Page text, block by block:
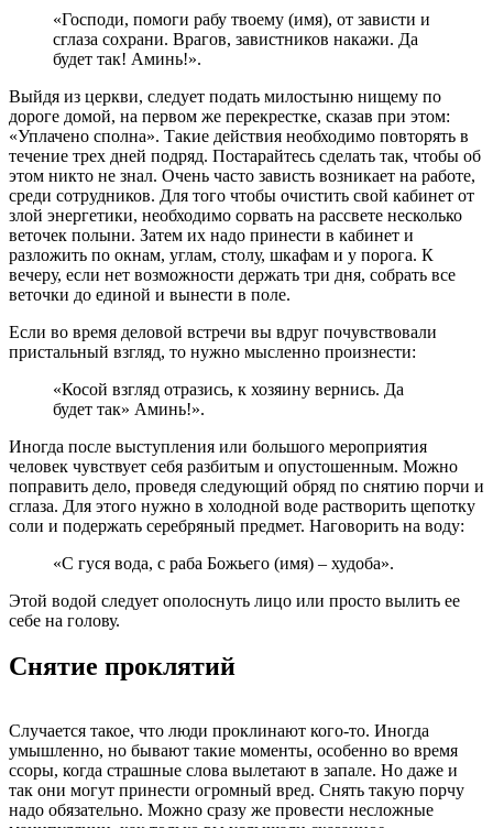
«Господи, помоги рабу твоему (имя), от зависти и
сглаза сохрани. Врагов, завистников накажи. Да
будет так! Аминь!».
Выйдя из церкви, следует подать милостыню нищему по
дороге домой, на первом же перекрестке, сказав при этом:
«Уплачено сполна». Такие действия необходимо повторять в
течение трех дней подряд. Постарайтесь сделать так, чтобы об
этом никто не знал. Очень часто зависть возникает на работе,
среди сотрудников. Для того чтобы очистить свой кабинет от
злой энергетики, необходимо сорвать на рассвете несколько
веточек полыни. Затем их надо принести в кабинет и
разложить по окнам, углам, столу, шкафам и у порога. К
вечеру, если нет возможности держать три дня, собрать все
веточки до единой и вынести в поле.
Если во время деловой встречи вы вдруг почувствовали
пристальный взгляд, то нужно мысленно произнести:
«Косой взгляд отразись, к хозяину вернись. Да
будет так» Аминь!».
Иногда после выступления или большого мероприятия
человек чувствует себя разбитым и опустошенным. Можно
поправить дело, проведя следующий обряд по снятию порчи и
сглаза. Для этого нужно в холодной воде растворить щепотку
соли и подержать серебряный предмет. Наговорить на воду:
«С гуся вода, с раба Божьего (имя) – худоба».
Этой водой следует ополоснуть лицо или просто вылить ее
себе на голову.
Снятие проклятий
Случается такое, что люди проклинают кого-то. Иногда
умышленно, но бывают такие моменты, особенно во время
ссоры, когда страшные слова вылетают в запале. Но даже и
так они могут принести огромный вред. Снять такую порчу
надо обязательно. Можно сразу же провести несложные